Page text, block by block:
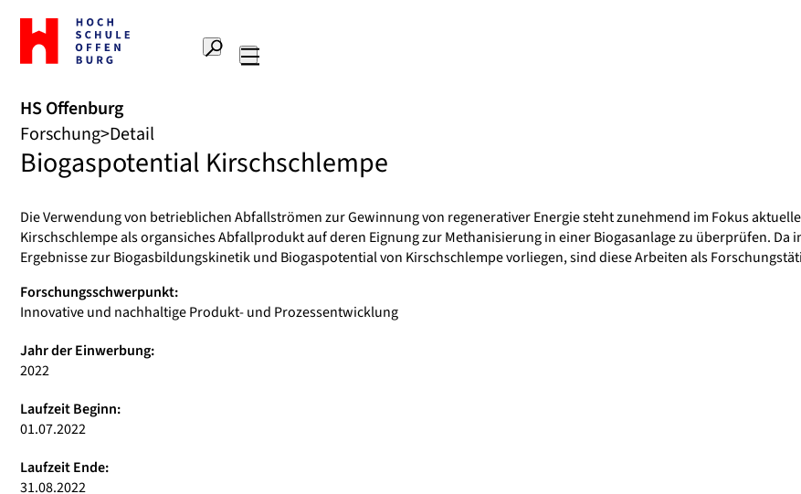
Zur
Startseite
Hochschule
Suche
HS Offenburg
Forschung Detail
Biogaspotential Kirschschlempe
Die Verwendung von betrieblichen Abfallströmen zur Gewinnung von regenerativer Energie steht zunehmend im Fokus
Kirschschlempe als organsiches Abfallprodukt auf deren Eignung zur Methanisierung in einer Biogasanlage zu überprüfen.
Ergebnisse zur Biogasbildungskinetik und Biogaspotential von Kirschschlempe vorliegen, sind diese Arbeiten als
Forschungsschwerpunkt:
Innovative und nachhaltige Produkt- und Prozessentwicklung
Jahr der Einwerbung:
2022
Laufzeit Beginn:
01.07.2022
Laufzeit Ende:
31.08.2022